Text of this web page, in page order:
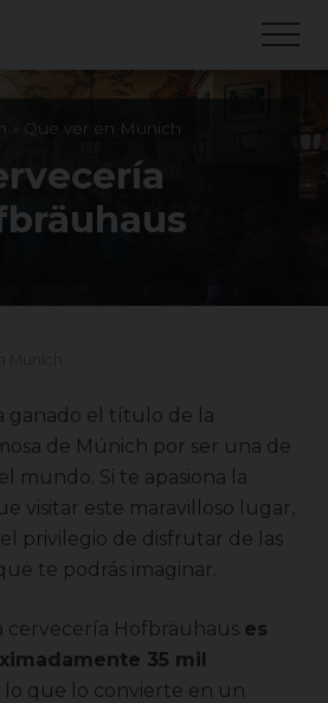
Que ver en Munich
ganado el título de la
de Múnich por ser una de
mundo. Si te apasiona la
visitar este maravilloso lugar,
privilegio de disfrutar de las
te podrás imaginar.
cervecería Hofbräuhaus es
35 mil
lo que lo convierte en un